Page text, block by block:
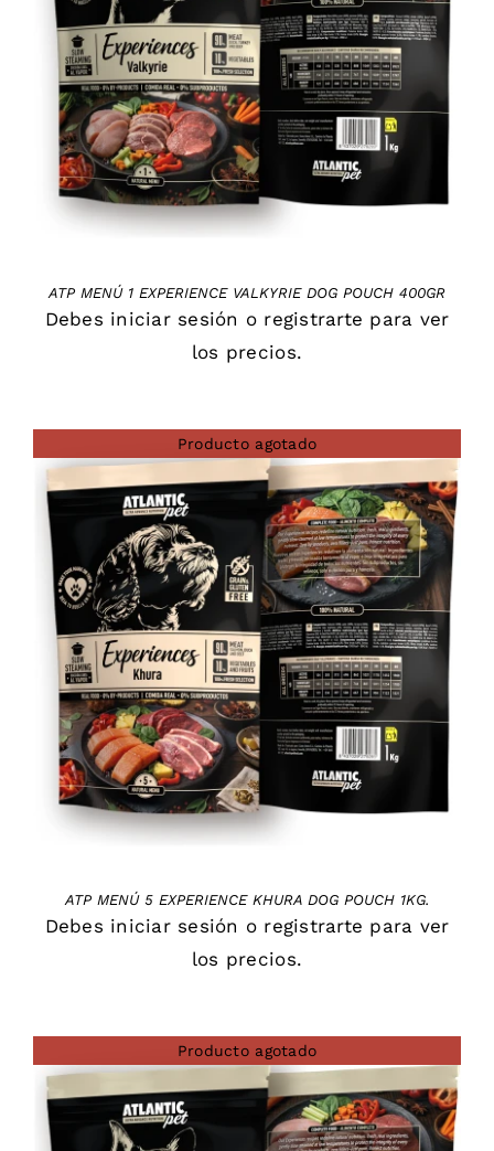
DETAILS
ATP MENÚ 1 EXPERIENCE VALKYRIE DOG POUCH 400GR
Debes iniciar sesión o registrarte para ver
los precios.
Producto agotado
DETAILS
ATP MENÚ 5 EXPERIENCE KHURA DOG POUCH 1KG.
Debes iniciar sesión o registrarte para ver
los precios.
Producto agotado